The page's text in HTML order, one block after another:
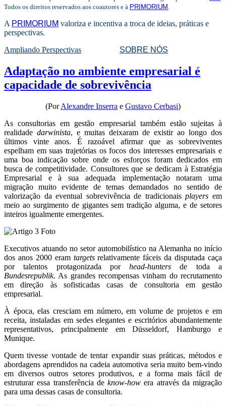
Todos os direitos reservados aos coautores e à PRIMORIUM .
A PRIMORIUM valoriza e incentiva a troca de ideias, práticas e
perspectivas.
Ampliando Perspectivas
SOBRE NÓS
Adaptação no ambiente empresarial é
capacidade de sobrevivência
(PorAlexandre Inserra e Gustavo Cerbasi)
As consultorias em gestão empresarial também estão sujeitas à
realidade darwinista, e muitas deixaram de existir ao longo dos
últimos vinte anos. É razoável afirmar que as sobreviventes
espelham em suas trajetórias os focos dos interesses empresariais e
uma boa indicação sobre onde os esforços foram dedicados em
busca de competitividade. Consultores que se dedicam à Estratégia
Empresarial e à sua adequada implementação notaram uma
migração muito evidente de temas demandados no sentido de
valorização da eventual sobrevivência de tradicionaisplayers em
meio ao surgimento de gigantes sem tradição alguma, e de setores
inteiros igualmente emergentes.
Executivos atuando no setor automobilístico na Alemanha no início
dos anos 2000 eram targetsrelativamente fáceis da disputada caça
por talentos protagonizada porhead-hunters de toda a
Bundesrepublik. As grandes recompensas vinham do recrutamento
em direção às sofisticadas casas de consultoria em gestão
empresarial.
À época, elas cresciam em número, em volume de projetos e em
receita, instaladas em sedes elegantes e escritórios abundantemente
representativos, principalmente em Düsseldorf, Hamburgo e
Munique.
Quem tivesse vontade de tentar expandir suas práticas, métodos e
abordagens aprendidos na cadeia automotiva seria muito bem-vindo
em diversos outros setores produtivos, e a forma mais fácil de
estruturar essa transferência deknow-how era através da migração
para uma dessas casas de consultoria.